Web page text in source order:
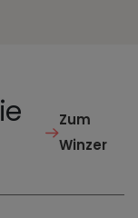
Zum
Winzer